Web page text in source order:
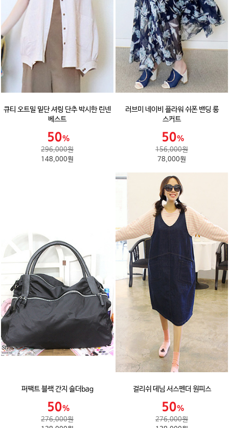
큐티 오트밀 밑단 셔링 단추 박시한 린넨
베스트
296,000원
148,000원
러브미 네이비 플라워 쉬폰 밴딩 롱
스커트
156,000원
78,000원
퍼팩트 블랙 간지 숄더bag
276,000원
걸리쉬 데님 서스펜더 원피스
276,000원